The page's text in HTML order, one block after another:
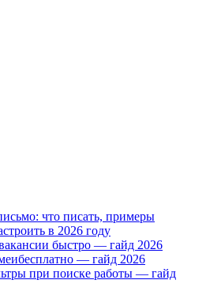
что писать, примеры
в 2026 году
быстро — гайд 2026
— гайд 2026
при поиске работы — гайд